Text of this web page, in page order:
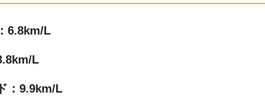
6.8km/L
L
：9.9km/L